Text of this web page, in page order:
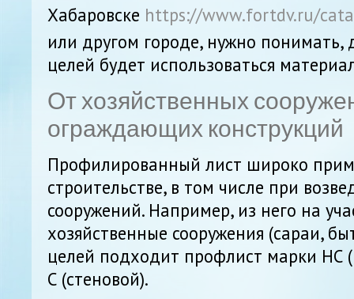
Хабаровске https://www.fortdv.ru/
или другом городе, нужно понимать,
целей будет использоваться
От хозяйственных
ограждающих конструкций
Профилированный лист широко
строительстве, в том числе при
сооружений. Например, из него на
хозяйственные сооружения (сараи,
целей подходит профлист марки НС
С (стеновой).